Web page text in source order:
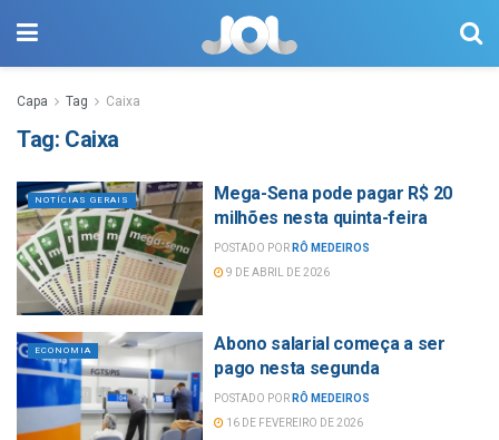
Capa Tag Caixa
Tag: Caixa
NOTÍCIAS GERAIS
Mega-Sena pode pagar R$ 20
milhões nesta quinta-feira
POSTADO POR RÔ MEDEIROS
9 DE ABRIL DE 2026
ECONOMIA
Abono salarial começa a ser
pago nesta segunda
POSTADO POR RÔ MEDEIROS
16 DE FEVEREIRO DE 2026